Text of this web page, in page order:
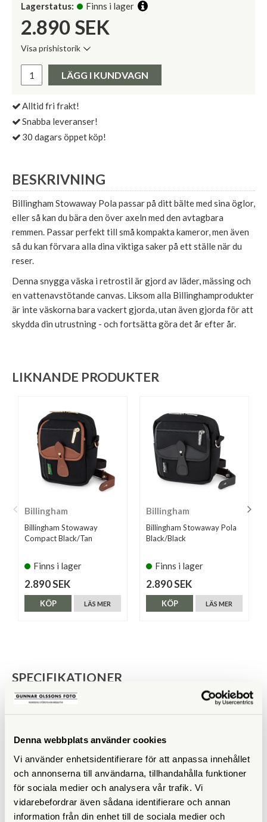
Denna webbplats använder cookies
Vi använder enhetsidentifierare för att anpassa innehållet
och annonserna till användarna, tillhandahålla funktioner
för sociala medier och analysera vår trafik. Vi
vidarebefordrar även sådana identifierare och annan
information från din enhet till de sociala medier och
Lagerstatus: Finns i lager
2.890 SEK
Visa prishistorik
Pris:
LÄGG I KUNDVAGN
Alltid fri frakt!
Snabba leveranser!
30 dagars öppet köp!
BESKRIVNING
Billingham Stowaway Pola passar på ditt bälte med sina öglor,
eller så kan du bära den över axeln med den avtagbara
remmen. Passar perfekt till små kompakta kameror, men även
så du kan förvara alla dina viktiga saker på ett ställe när du
reser.
Denna snygga väska i retrostil är gjord av läder, mässing och
en vattenavstötande canvas. Liksom alla Billinghamprodukter
är inte väskorna bara vackert gjorda, utan även gjorda för att
skydda din utrustning - och fortsätta göra det år efter år.
LIKNANDE PRODUKTER
Billingham
Billingham Stowaway
Compact Black/Tan
Finns i lager
2.890 SEK
LÄS MER
KÖP
Billingham
Billingham Stowaway Pola
Black/Black
Finns i lager
2.890 SEK
LÄS MER
KÖP
SPECIFIKATIONER
Yttermått (cm)
Vikt (g) 530
Rymmer
Datorfack